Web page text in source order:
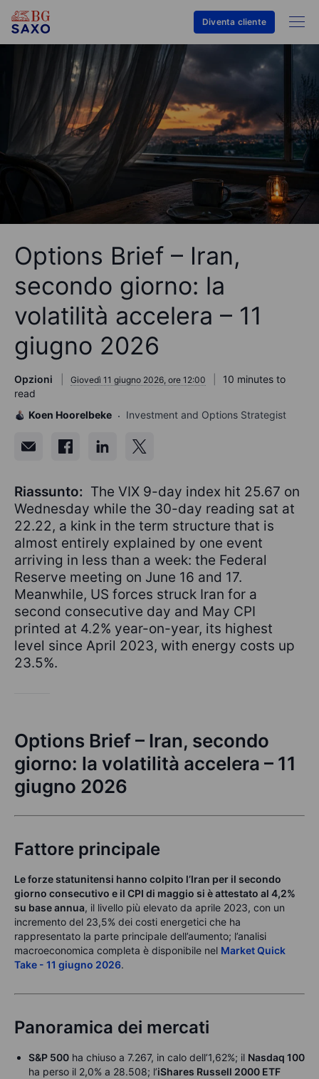
Diventa cliente
Options Brief – Iran,
secondo giorno: la
volatilità accelera – 11
giugno 2026
Opzioni Giovedì 11 giugno 2026, ore 12:00
10 minutes to
read
Koen Hoorelbeke
Investment and Options Strategist
Riassunto: The VIX 9-day index hit 25.67 on
Wednesday while the 30-day reading sat at
22.22, a kink in the term structure that is
almost entirely explained by one event
arriving in less than a week: the Federal
Reserve meeting on June 16 and 17.
Meanwhile, US forces struck Iran for a
second consecutive day and May CPI
printed at 4.2% year-on-year, its highest
level since April 2023, with energy costs up
23.5%.
Options Brief – Iran, secondo
giorno: la volatilità accelera – 11
giugno 2026
Fattore principale
Le forze statunitensi hanno colpito l’Iran per il secondo
giorno consecutivo e il CPI di maggio si è attestato al 4,2%
su base annua, il livello più elevato da aprile 2023, con un
incremento del 23,5% dei costi energetici che ha
rappresentato la parte principale dell’aumento; l’analisi
macroeconomica completa è disponibile nel Market Quick
Take - 11 giugno 2026.
Panoramica dei mercati
S&P 500 ha chiuso a 7.267, in calo dell’1,62%; il Nasdaq 100
ha perso il 2,0% a 28.508; l’iShares Russell 2000 ETF